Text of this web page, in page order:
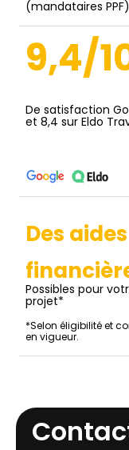
(mandataires PPF)
9,4/
De satisfaction
et 8,4 sur Eldo
Des aides
Possibles pour
projet*
*Selon éligibilité et
en vigueur.